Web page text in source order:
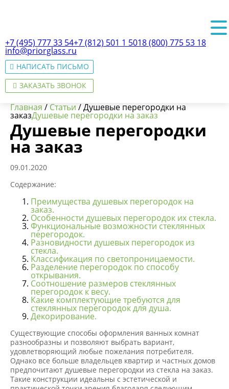
+7 (495) 777 33 54+7 (812) 501 1 5018 (800) 775 53 18
info@priorglass.ru
НАПИСАТЬ ПИСЬМО
ЗАКАЗАТЬ ЗВОНОК
О нас
Главная / Статьи /Душевые перегородки на
заказДушевые перегородки на заказ
Душевые перегородки
на заказ
09.01.2020
Содержание:
Преимущества душевых перегородок на
заказ.
Особенности душевых перегородок их стекла.
Функциональные возможности стеклянных
перегородок.
Разновидности душевых перегородок из
стекла.
Классификация по светопроницаемости.
Разделение перегородок по способу
открывания.
Соотношение размеров стеклянных
перегородок к весу.
Какие комплектующие требуются для
стеклянных перегородок для душа.
Декорирование.
Существующие способы оформления ванных комнат
разнообразны и позволяют выбрать вариант,
удовлетворяющий любые пожелания потребителя.
Однако все больше владельцев квартир и частных домов
предпочитают душевые перегородки из стекла на заказ.
Такие конструкции идеальны с эстетической и